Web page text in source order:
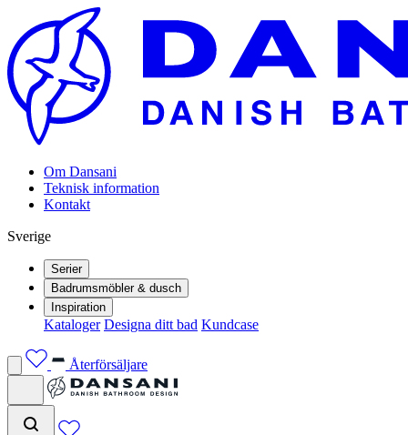
Om Dansani
Teknisk information
Kontakt
Sverige
Serier
Badrumsmöbler & dusch
Inspiration
Kataloger Designa ditt bad Kundcase
Återförsäljare